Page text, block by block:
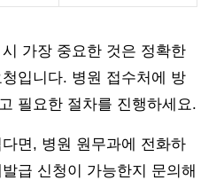
가장 중요한 것은 정확한
입니다. 병원 접수처에 방
필요한 절차를 진행하세요.
면, 병원 원무과에 전화하
급 신청이 가능한지 문의해